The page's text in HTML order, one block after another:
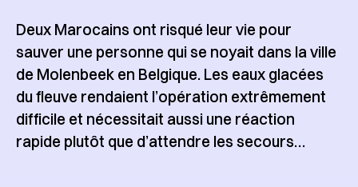
Deux Marocains ont risqué leur vie pour
sauver une personne qui se noyait dans la ville
de Molenbeek en Belgique. Les eaux glacées
du fleuve rendaient l’opération extrêmement
difficile et nécessitait aussi une réaction
rapide plutôt que d’attendre les secours…